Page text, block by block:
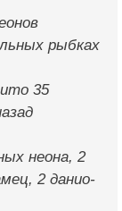
рыбках
35
неона, 2
2 данио-